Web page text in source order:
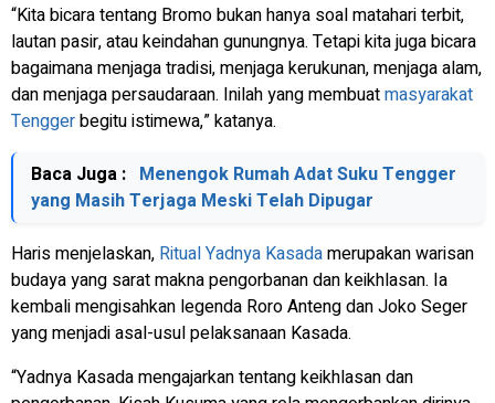
“Kita bicara tentang Bromo bukan hanya soal matahari terbit,
lautan pasir, atau keindahan gunungnya. Tetapi kita juga bicara
bagaimana menjaga tradisi, menjaga kerukunan, menjaga alam,
dan menjaga persaudaraan. Inilah yang membuatmasyarakat
Tenggerbegitu istimewa,” katanya.
Baca Juga : Menengok Rumah Adat Suku Tengger
yang Masih Terjaga Meski Telah Dipugar
Haris menjelaskan, Ritual Yadnya Kasadamerupakan warisan
budaya yang sarat makna pengorbanan dan keikhlasan. Ia
kembali mengisahkan legenda Roro Anteng dan Joko Seger
yang menjadi asal-usul pelaksanaan Kasada.
“Yadnya Kasada mengajarkan tentang keikhlasan dan